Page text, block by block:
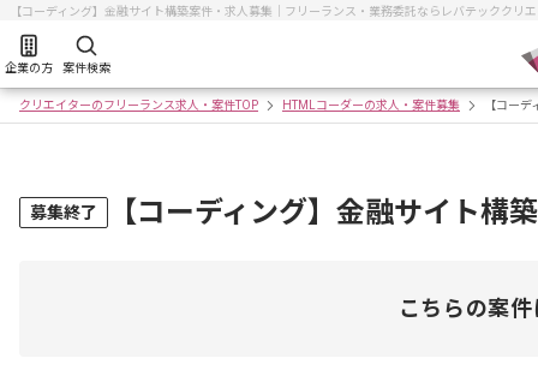
【コーディング】金融サイト構築案件・求人募集｜フリーランス・業務委託ならレバテッククリ
企業の方 案件検索
クリエイターのフリーランス求人・案件TOP HTMLコーダーの求人・案件募集 【コー
募集終了 【コーディング】金融サイト構
こちらの案